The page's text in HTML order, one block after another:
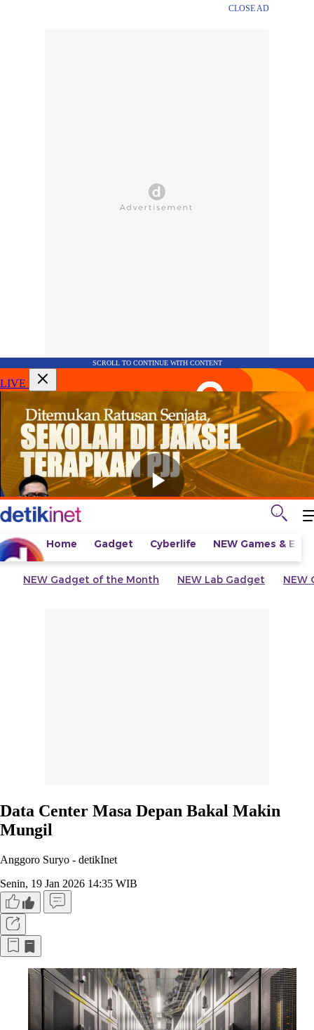
CLOSE AD
SCROLL TO CONTINUE WITH CONTENT
LIVE
Home Gadget Cyberlife NEW Games &
NEW Gadget of the Month NEW Lab Gadget NEW
Data Center Masa Depan Bakal Makin
Mungil
Anggoro Suryo - detikInet
Senin, 19 Jan 2026 14:35 WIB